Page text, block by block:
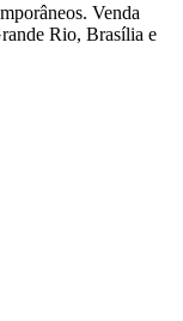
Venda
Rio, Brasília e